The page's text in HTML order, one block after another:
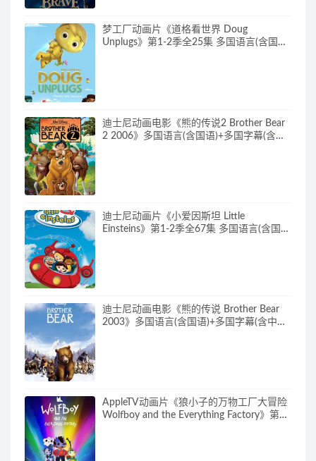
梦工厂动画片《道格看世界 Doug
Unplugs》第1-2季全25集 多国语言(含国
迪士尼动画电影《熊的传说2 Brother Bear
2 2006》多国语言(含国语)+多国字幕(含中
迪士尼动画片《小爱因斯坦 Little
Einsteins》第1-2季全67集 多国语言(含国
迪士尼动画电影《熊的传说 Brother Bear
2003》多国语言(含国语)+多国字幕(含中文)
AppleTV动画片《狼小子的万物工厂大冒险
Wolfboy and the Everything Factory》第1-